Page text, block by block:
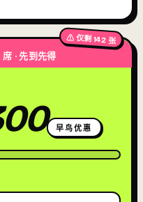
⚠ 仅剩 142 张
· 先到先得
早鸟优惠